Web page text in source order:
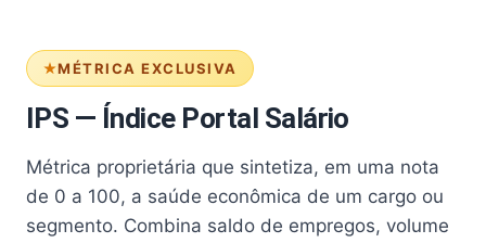
MÉTRICA EXCLUSIVA
IPS — Índice Portal Salário
Métrica proprietária que sintetiza, em uma nota
de 0 a 100, a saúde econômica de um cargo ou
segmento. Combina saldo de empregos, volume